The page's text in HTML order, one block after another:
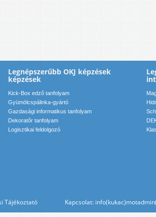
Legnépszerűbb OKJ képzések
képzések
Kick-Box edző tanfolyam
Gyümölcspálinka-gyártó
Gazdasági informatikus tanfolyam
Dekoratőr tanfolyam
Logisztikai feldolgozó
Tájékoztató Kapcsolat: